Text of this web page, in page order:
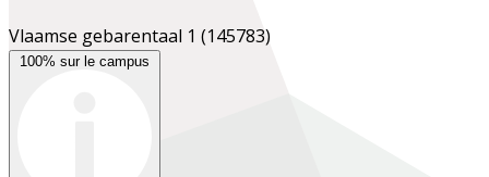
Vlaamse gebarentaal 1 (145783)
100% sur le campus